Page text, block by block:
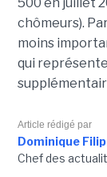
500 en juillet
chômeurs).
moins
qui
Article rédigé par
Dominique
Chef des